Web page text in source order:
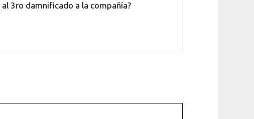
3ro damnificado a la compañía?